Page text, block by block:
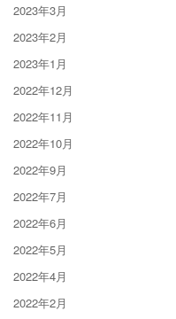
2023年3月
2023年2月
2023年1月
2022年12月
2022年11月
2022年10月
2022年9月
2022年7月
2022年6月
2022年5月
2022年4月
2022年2月